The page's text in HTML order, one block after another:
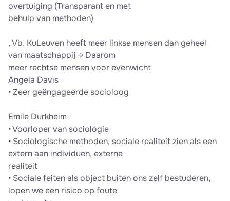
overtuiging (Transparant en met
behulp van methoden)
, Vb. KuLeuven heeft meer linkse mensen dan geheel
van maatschappij → Daarom
meer rechtse mensen voor evenwicht
Angela Davis
• Zeer geëngageerde socioloog
Emile Durkheim
• Voorloper van sociologie
• Sociologische methoden, sociale realiteit zien als een
extern aan individuen, externe
realiteit
• Sociale feiten als object buiten ons zelf bestuderen,
lopen we een risico op foute